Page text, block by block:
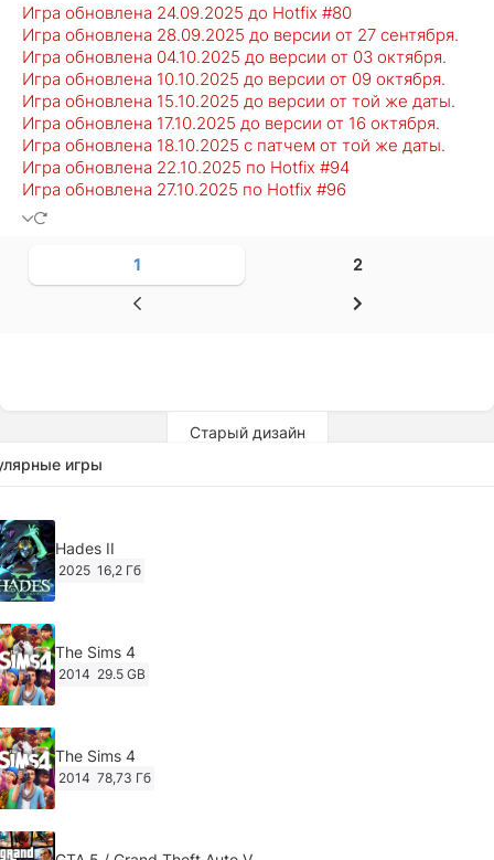
Игра обновлена 24.09.2025 до Hotfix #80
Игра обновлена 28.09.2025 до версии от 27 сентября.
Игра обновлена 04.10.2025 до версии от 03 октября.
Игра обновлена 10.10.2025 до версии от 09 октября.
Игра обновлена 15.10.2025 до версии от той же даты.
Игра обновлена 17.10.2025 до версии от 16 октября.
Игра обновлена 18.10.2025 с патчем от той же даты.
Игра обновлена 22.10.2025 по Hotfix #94
Игра обновлена 27.10.2025 по Hotfix #96
1 2
Старый дизайн
игры
Hades II
2025 16,2 Гб
The Sims 4
2014 29.5 GB
The Sims 4
2014 78,73 Гб